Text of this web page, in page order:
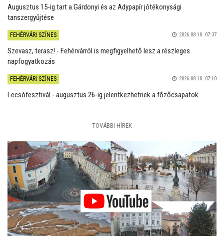
Augusztus 15-ig tart a Gárdonyi és az Adypapír jótékonysági
tanszergyűjtése
FEHÉRVÁRI SZÍNES 2026.08.10. 07:37
Szevasz, terasz! - Fehérvárról is megfigyelhető lesz a részleges
napfogyatkozás
FEHÉRVÁRI SZÍNES 2026.08.10. 07:10
Lecsófesztivál - augusztus 26-ig jelentkezhetnek a főzőcsapatok
TOVÁBBI HÍREK